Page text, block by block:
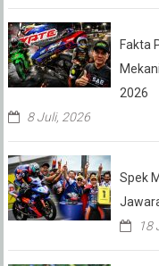
Fakta
2026
8 Juli, 2026
Spek
18